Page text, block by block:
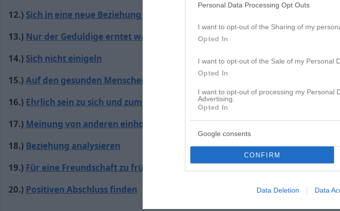
Personal Data Processing Opt Outs
I want to opt-out of the Sharing of my
Opted In
I want to opt-out of the Sale of my Personal
Opted In
I want to opt-out of processing my Personal
Advertising.
Opted In
Google consents
CONFIRM
Data Deletion Data
12.) Sich in eine neue Beziehung stürzen
13.) Nur der Geduldige erntet was reif ist
14.) Sich nicht einigeln
15.) Auf den gesunden Menschenverstand hören
16.) Ehrlich sein zu sich und zum Ex
17.) Meinung von anderen einholen
18.) Beziehung analysieren
19.) Für eine Freundschaft zu früh
20.) Positiven Abschluss finden